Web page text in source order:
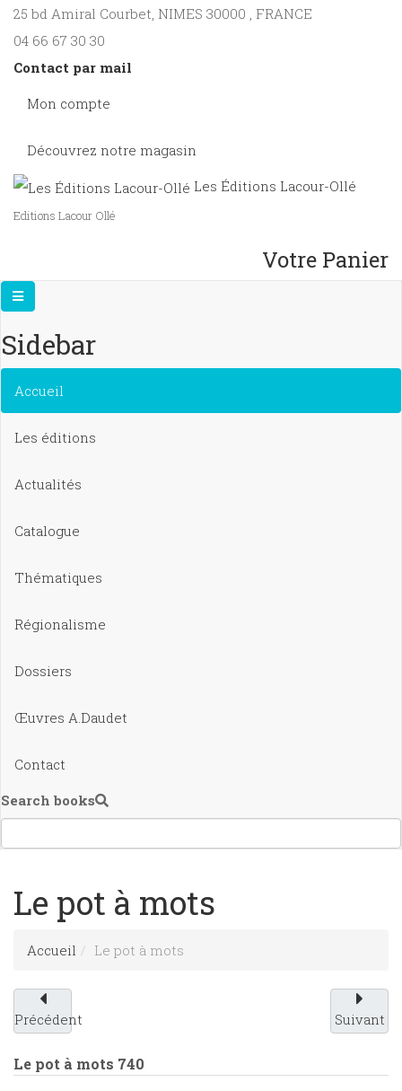
25 bd Amiral Courbet, NIMES 30000 , FRANCE
04 66 67 30 30
Contact par mail
Mon compte
Découvrez notre magasin
Les Éditions Lacour-Ollé
Editions Lacour Ollé
Votre Panier
Sidebar
×
Accueil
Les éditions
Actualités
Catalogue
Thématiques
Régionalisme
Dossiers
Œuvres A.Daudet
Contact
Search books
Le pot à mots
Accueil Le pot à mots
Précédent Suivant
Le pot à mots 740